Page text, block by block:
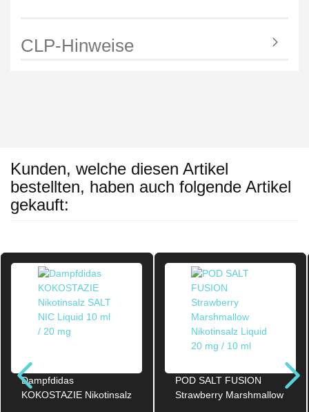
CLP-Hinweise
Kunden, welche diesen Artikel
bestellten, haben auch folgende Artikel
gekauft:
Dampfdidas
KOKOSTAZIE Nikotinsalz
POD SALT FUSION
Strawberry Marshmallow